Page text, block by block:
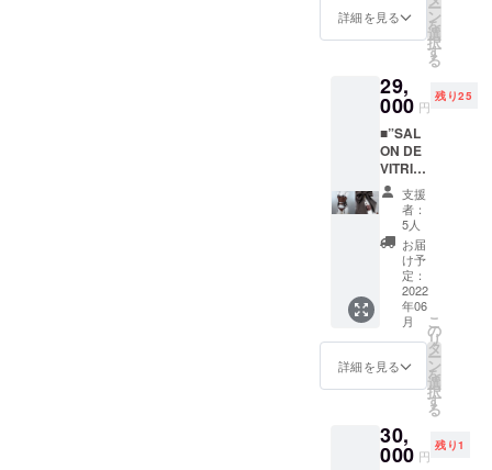
TOPS・
ガー
ツの3点
がセッ
トに
なった
基本プ
ランで
す。
[セット
内容] ・
ショー
トケー
キビス
チェ衣
装本体
（TOPS
・ガー
ター・
ベリー
チャー
詳細を見る ー
ン
を
選
択
す
る
29,
000 円
残り25
■”SAL
ON DE
VITRIN
E”チョ
コレー
トケー
キビス
チェ プ
ラン
チョコ
レート
ケーキ
ビス
チェの
TOPS・
ショー
ツの3点
支援
者：
5人
お届
け予
定：
2022
年06
月
詳細を見る
こ
の
リ
タ
ー
ン
を
選
択
す
る
30,
000 円
残り1